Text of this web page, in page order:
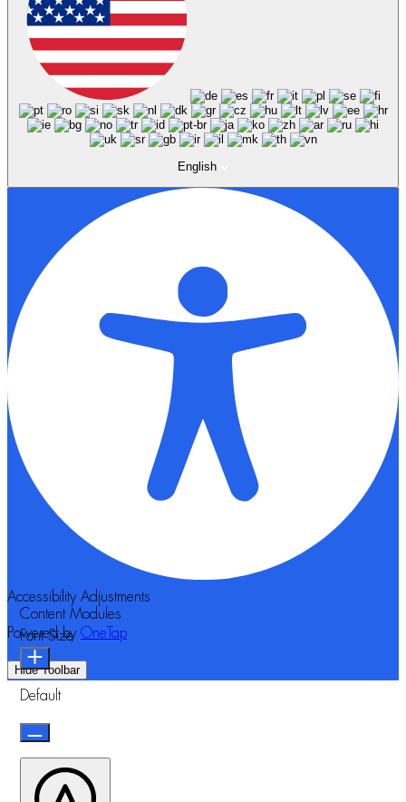
English
Accessibility Adjustments
Powered by OneTap
Hide Toolbar
Content Modules
Font Size
Default